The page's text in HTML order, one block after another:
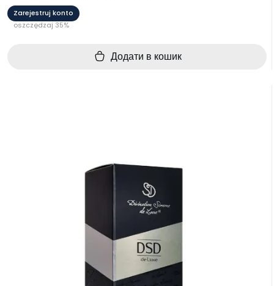
Zarejestruj konto
oszczędzaj 35%
Додати в кошик